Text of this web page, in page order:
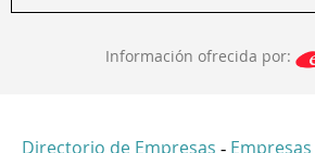
Información ofrecida por:
Directorio de Empresas - Empresas